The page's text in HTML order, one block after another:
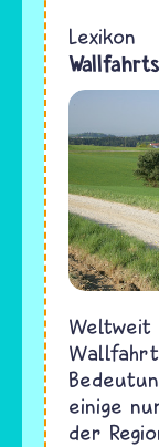
Lexikon
Weltweit
einige
der